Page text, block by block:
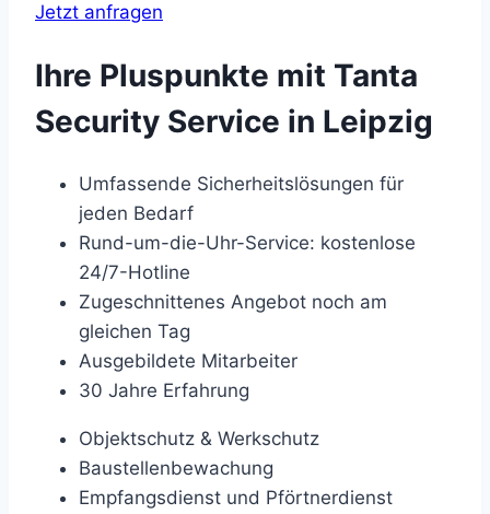
Jetzt anfragen
Ihre Pluspunkte mit Tanta
Security Service in Leipzig
Umfassende Sicherheitslösungen für
jeden Bedarf
Rund-um-die-Uhr-Service: kostenlose
24/7-Hotline
Zugeschnittenes Angebot noch am
gleichen Tag
Ausgebildete Mitarbeiter
30 Jahre Erfahrung
Objektschutz & Werkschutz
Baustellenbewachung
Empfangsdienst und Pförtnerdienst